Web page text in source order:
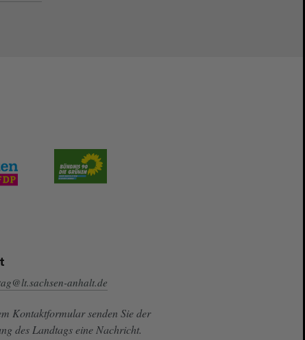
anhalt.de
Kontaktformular senden Sie der
des Landtags eine Nachricht.